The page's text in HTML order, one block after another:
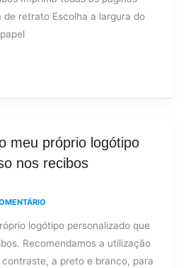
de retrato Escolha a largura do
meu próprio logótipo
nos recibos
logótipo personalizado que
Recomendamos a utilização
a preto e branco, para